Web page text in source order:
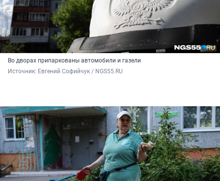
Во дворах припаркованы автомобили и газели
Источник: Евгений Софийчук / NGS55.RU